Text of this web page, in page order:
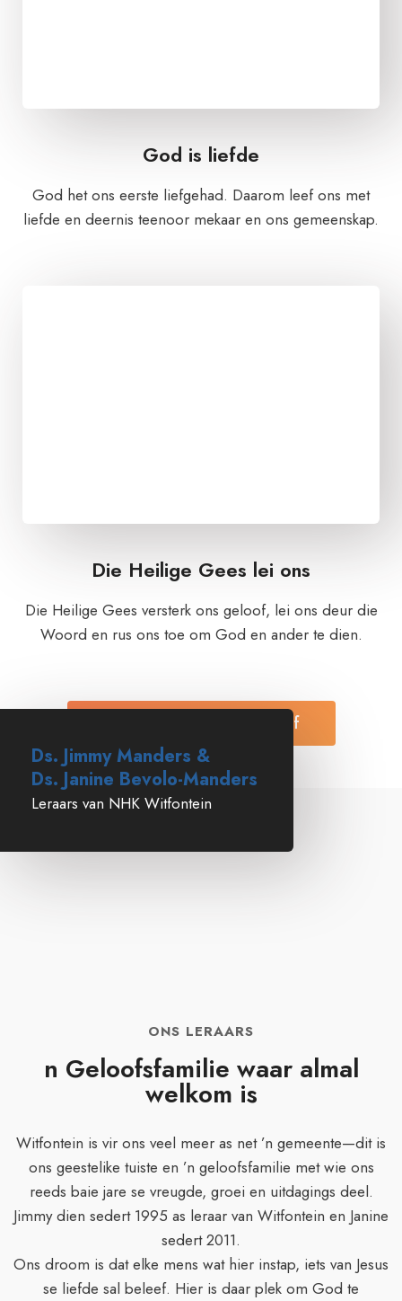
God is liefde
God het ons eerste liefgehad. Daarom leef ons met
liefde en deernis teenoor mekaar en ons gemeenskap.
Die Heilige Gees lei ons
Die Heilige Gees versterk ons geloof, lei ons deur die
Woord en rus ons toe om God en ander te dien.
Lees Meer Oor Ons Geloof
Ds. Jimmy Manders &
Ds. Janine Bevolo-Manders
Leraars van NHK Witfontein
ONS LERAARS
n Geloofsfamilie waar almal
welkom is
Witfontein is vir ons veel meer as net ’n gemeente—dit is
ons geestelike tuiste en ’n geloofsfamilie met wie ons
reeds baie jare se vreugde, groei en uitdagings deel.
Jimmy dien sedert 1995 as leraar van Witfontein en Janine
sedert 2011.
Ons droom is dat elke mens wat hier instap, iets van Jesus
se liefde sal beleef. Hier is daar plek om God te